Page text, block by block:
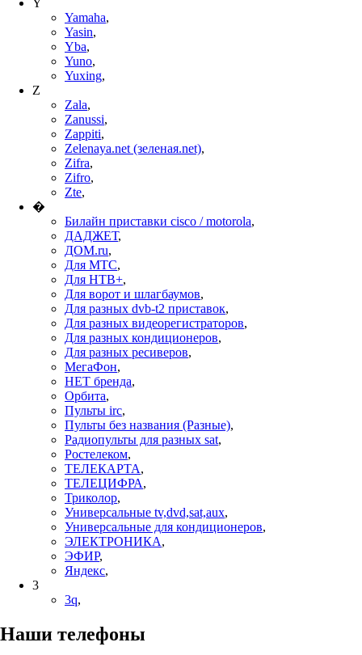
Yamaha,
Yasin,
Yba,
Yuno,
Yuxing,
Z
Zala,
Zanussi,
Zappiti,
Zelenaya.net (зеленая.net),
Zifra,
Zifro,
Zte,
�
Билайн приставки cisco / motorola,
ДАДЖЕТ,
ДОМ.ru,
Для МТС,
Для НТВ+,
Для ворот и шлагбаумов,
Для разных dvb-t2 приставок,
Для разных видеорегистраторов,
Для разных кондиционеров,
Для разных ресиверов,
МегаФон,
НЕТ бренда,
Орбита,
Пульты irc,
Пульты без названия (Разные),
Радиопульты для разных sat,
Ростелеком,
ТЕЛЕКАРТА,
ТЕЛЕЦИФРА,
Триколор,
Универсальные tv,dvd,sat,aux,
Универсальные для кондиционеров,
ЭЛЕКТРОНИКА,
ЭФИР,
Яндекс,
3
3q,
Наши телефоны